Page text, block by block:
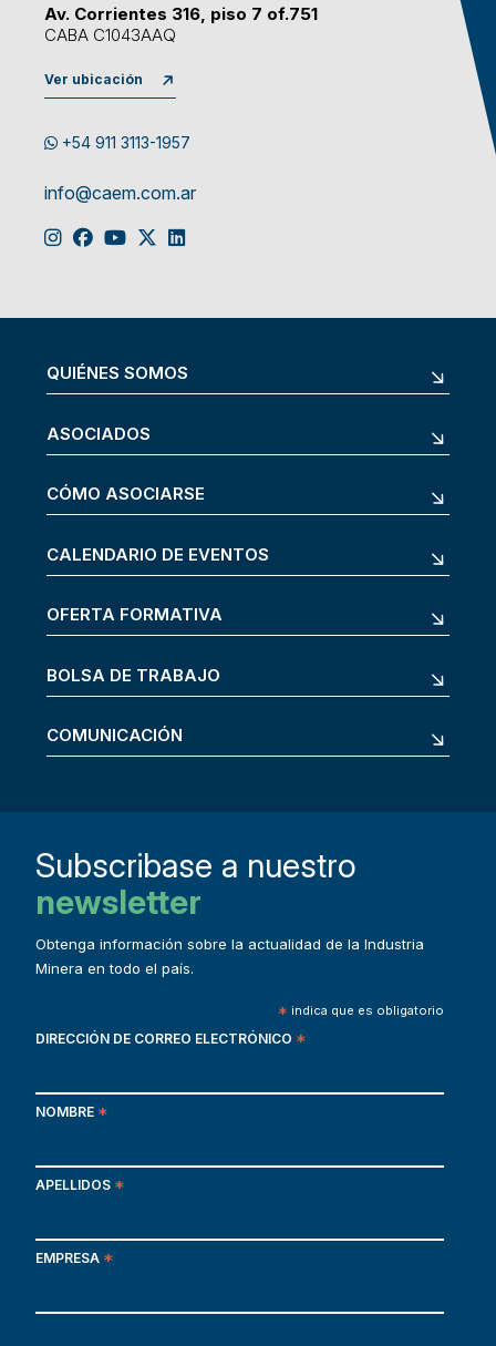
Av. Corrientes 316, piso 7 of.751
CABA C1043AAQ
Ver ubicación
+54 911 3113-1957
info@caem.com.ar
QUIÉNES SOMOS
ASOCIADOS
CÓMO ASOCIARSE
CALENDARIO DE EVENTOS
OFERTA FORMATIVA
BOLSA DE TRABAJO
COMUNICACIÓN
Subscribase a nuestro
newsletter
Obtenga información sobre la actualidad de la Industria
Minera en todo el país.
* indica que es obligatorio
DIRECCIÓN DE CORREO ELECTRÓNICO *
NOMBRE *
APELLIDOS *
EMPRESA *